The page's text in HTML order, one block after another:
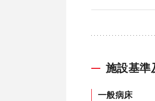
施設基準
一般病床